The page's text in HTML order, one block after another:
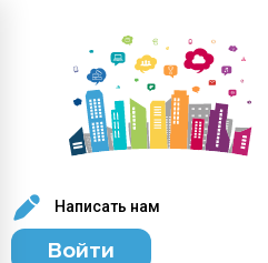
Написать нам
Войти